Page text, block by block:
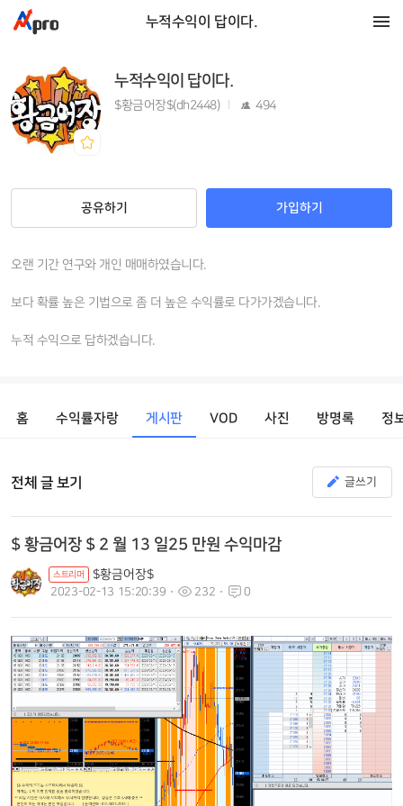
누적수익이 답이다.
누적수익이 답이다.
$황금어장$(dh2448) 494
공유하기 가입하기
오랜 기간 연구와 개인 매매하였습니다.
보다 확률 높은 기법으로 좀 더 높은 수익률로 다가가겠습니다.
누적 수익으로 답하겠습니다.
홈 수익률자랑 게시판 VOD 사진 방명록 정
전체 글 보기 글쓰기
$ 황금어장 $ 2 월 13 일25 만원 수익마감
스트리머 $황금어장$
2023-02-13 15:20:39 232 0